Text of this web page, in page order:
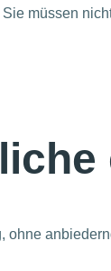
müssen
ohne